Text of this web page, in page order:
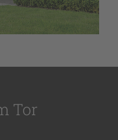
Tor